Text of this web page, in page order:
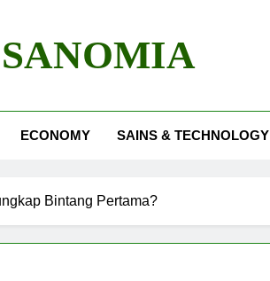
ECONOMY SAINS & TECHNOLOGY
Bintang Pertama?